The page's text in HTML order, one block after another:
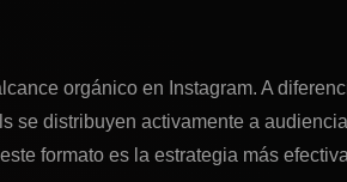
orgánico en Instagram. A
se distribuyen activamente a
formato es la estrategia más